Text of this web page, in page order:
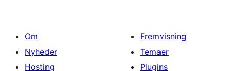
Om
Nyheder
Hosting
Fremvisning
Temaer
Plugins